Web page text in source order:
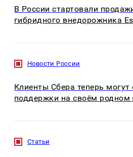
В России стартовали
гибридного внедорожника
Новости России
Клиенты Сбера теперь могут
поддержки на своём родном
Статьи